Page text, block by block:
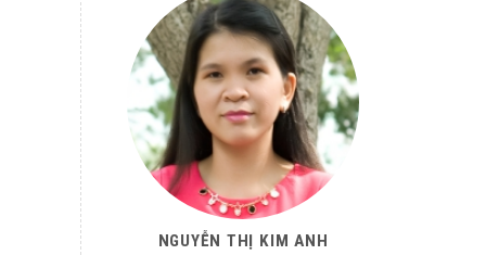
NGUYỄN THỊ KIM ANH